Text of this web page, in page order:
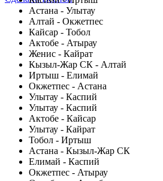
Астана - Улытау
Алтай - Окжетпес
Кайсар - Тобол
Актобе - Атырау
Женис - Кайрат
Кызыл-Жар СК - Алтай
Иртыш - Елимай
Окжетпес - Астана
Улытау - Каспий
Улытау - Каспий
Актобе - Кайсар
Улытау - Кайрат
Тобол - Иртыш
Астана - Кызыл-Жар СК
Елимай - Каспий
Окжетпес - Атырау